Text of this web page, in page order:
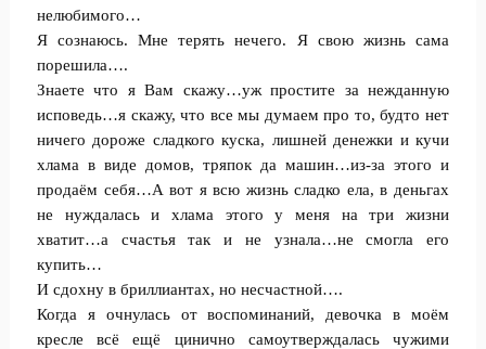
нелюбимого…
Я сознаюсь. Мне терять нечего. Я свою жизнь сама
порешила….
Знаете что я Вам скажу…уж простите за нежданную
исповедь…я скажу, что все мы думаем про то, будто нет
ничего дороже сладкого куска, лишней денежки и кучи
хлама в виде домов, тряпок да машин…из-за этого и
продаём себя…А вот я всю жизнь сладко ела, в деньгах
не нуждалась и хлама этого у меня на три жизни
хватит…а счастья так и не узнала…не смогла его
купить…
И сдохну в бриллиантах, но несчастной….
Когда я очнулась от воспоминаний, девочка в моём
кресле всё ещё цинично самоутверждалась чужими